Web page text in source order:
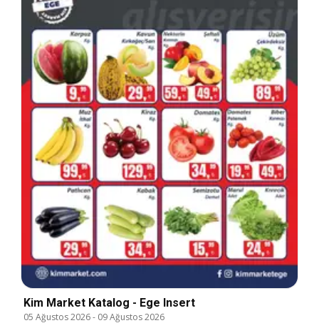
Kim Market Katalog - Ege Insert
05 Ağustos 2026- 09 Ağustos 2026